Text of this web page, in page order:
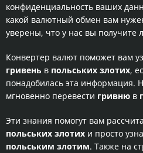
конфиденциальность ваших
какой валютный обмен вам
уверены, что у нас вы получите
Конвертер валют поможет вам
гривень в польських злотих,
понадобилась эта информация.
мгновенно перевести гривню в
Эти знания помогут вам
польських злотих и просто
польським злотим. Также на